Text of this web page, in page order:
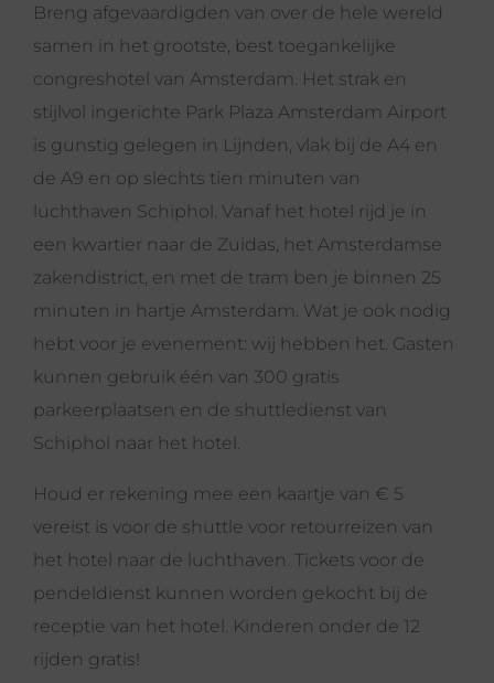
Breng afgevaardigden van over de hele wereld
samen in het grootste, best toegankelijke
congreshotel van Amsterdam. Het strak en
stijlvol ingerichte Park Plaza Amsterdam Airport
is gunstig gelegen in Lijnden, vlak bij de A4 en
de A9 en op slechts tien minuten van
luchthaven Schiphol. Vanaf het hotel rijd je in
een kwartier naar de Zuidas, het Amsterdamse
zakendistrict, en met de tram ben je binnen 25
minuten in hartje Amsterdam. Wat je ook nodig
hebt voor je evenement: wij hebben het. Gasten
kunnen gebruik één van 300 gratis
parkeerplaatsen en de shuttledienst van
Schiphol naar het hotel.
Houd er rekening mee een kaartje van € 5
vereist is voor de shuttle voor retourreizen van
het hotel naar de luchthaven. Tickets voor de
pendeldienst kunnen worden gekocht bij de
receptie van het hotel. Kinderen onder de 12
rijden gratis!